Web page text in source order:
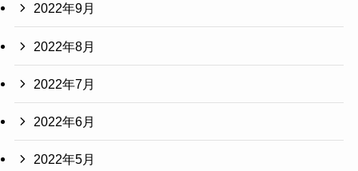
2022年9月
2022年8月
2022年7月
2022年6月
2022年5月